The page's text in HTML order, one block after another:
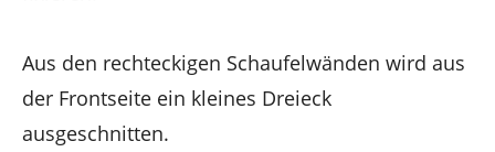
Aus den rechteckigen Schaufelwänden wird aus
der Frontseite ein kleines Dreieck
ausgeschnitten.